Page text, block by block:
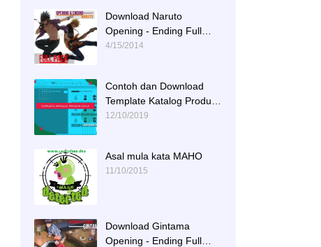
Download Naruto
Opening - Ending Full
Tracks
4/15/2014
Contoh dan Download
Template Katalog Produk
DOCX
12/10/2019
Asal mula kata MAHO
11/10/2015
Download Gintama
Opening - Ending Full